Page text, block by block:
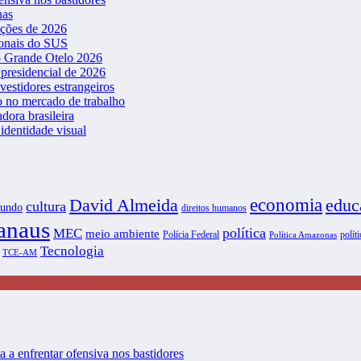
de 2026
do SUS
Otelo 2026
de 2026
estrangeiros
no mercado de trabalho
brasileira
visual
cultura David Almeida direitos humanos economia
MEC meio ambiente Polícia Federal política Política Amazonas
TCE-AM Tecnologia
a enfrentar ofensiva nos bastidores